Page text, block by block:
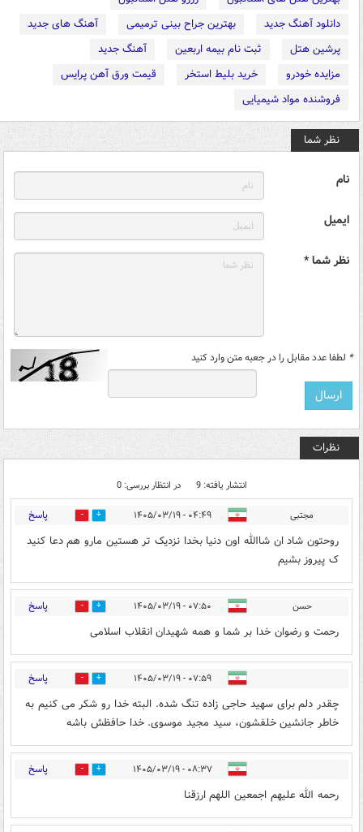
دانلود آهنگ جدید
بهترین جراح بینی ترمیمی
آهنگ های جدید
پرشین هتل
ثبت نام بیمه اربعین
آهنگ جدید
مزایده خودرو
خرید بلیط استخر
قیمت ورق آهن پرایس
فروشنده مواد شیمیایی
نظر شما
نام
ایمیل
نظر شما *
* لطفا عدد مقابل را در جعبه متن وارد کنید
نظرات
انتشار یافته: 9 در انتظار بررسی: 0
مجتبی ۰۴:۴۹ - ۱۴۰۵/۰۳/۱۹ 11 پاسخ
روحتون شاد ان شاالله اون دنیا بخدا نزدیک تر هستین مارو هم دعا کنید
ک پیروز بشیم
حسن ۰۷:۵۰ - ۱۴۰۵/۰۳/۱۹ 9 پاسخ
رحمت و رضوان خدا بر شما و همه شهیدان انقلاب اسلامی
۰۷:۵۹ - ۱۴۰۵/۰۳/۱۹ 11 پاسخ
چقدر دلم برای سهید حاجی زاده تنگ شده. البته خدا رو شکر می کنیم به
خاطر جانشین خلفشون، سید مجید موسوی. خدا حافظش باشه
۰۸:۳۷ - ۱۴۰۵/۰۳/۱۹ 7 پاسخ
رحمه الله علیهم اجمعین اللهم ارزقنا